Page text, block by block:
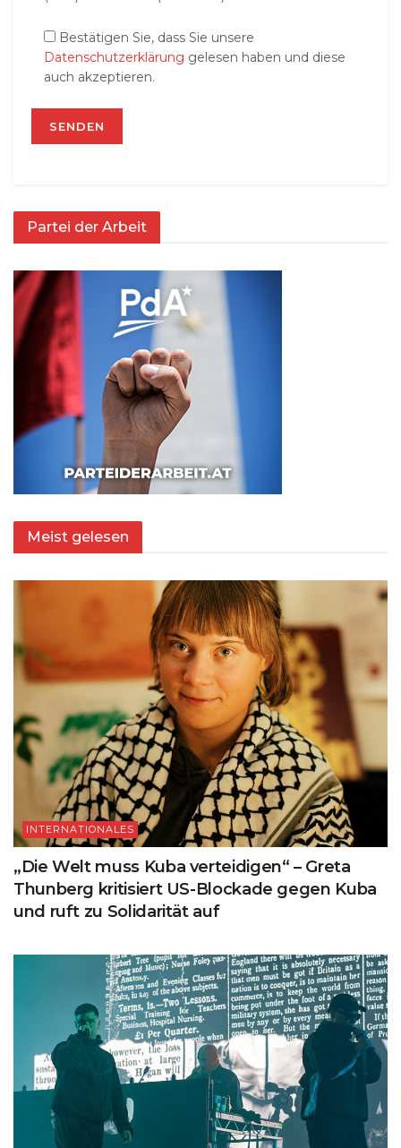
Bestätigen Sie, dass Sie unsere
Datenschutzerklärung gelesen haben und diese
auch akzeptieren.
Partei der Arbeit
Meist gelesen
INTERNATIONALES
„Die Welt muss Kuba verteidigen“ – Greta
Thunberg kritisiert US-Blockade gegen Kuba
und ruft zu Solidarität auf